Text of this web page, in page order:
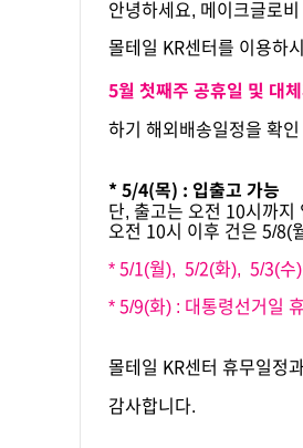
안녕하세요, 메이크글로비
몰테일 KR센터를 이용하
5월 첫째주 공휴일 및 대
하기 해외배송일정을 확
* 5/4(목) : 입출고 가능
단, 출고는 오전 10시까지
오전 10시 이후 건은 5/8(
* 5/1(월), 5/2(화), 5/3(수
* 5/9(화) : 대통령선거일
몰테일 KR센터 휴무일정
감사합니다.